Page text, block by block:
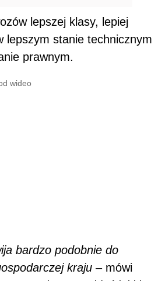
lepszej klasy, lepiej
lepszym stanie technicznym
prawnym.
wideo
bardzo podobnie do
kraju – mówi